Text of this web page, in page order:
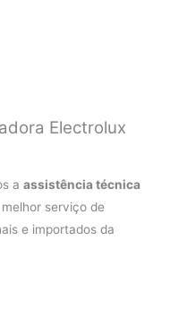
Electrolux
aassistência técnica
serviço de
e importados da